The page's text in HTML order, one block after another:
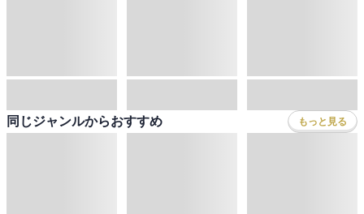
同じジャンルからおすすめ もっと見る